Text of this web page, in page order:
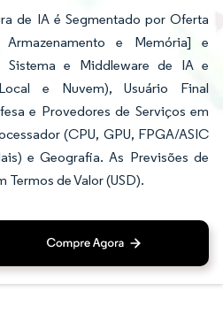
de IA é Segmentado por Oferta
Armazenamento e Memória] e
Sistema e Middleware de IA e
e Nuvem), Usuário Final
e Provedores de Serviços em
(CPU, GPU, FPGA/ASIC
e Geografia. As Previsões de
Termos de Valor (USD).